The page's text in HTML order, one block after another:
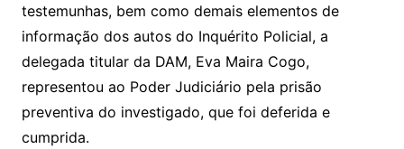
testemunhas, bem como demais elementos de
informação dos autos do Inquérito Policial, a
delegada titular da DAM, Eva Maira Cogo,
representou ao Poder Judiciário pela prisão
preventiva do investigado, que foi deferida e
cumprida.